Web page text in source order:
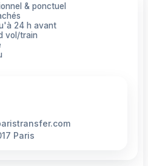
& ponctuel
24 h avant
vol/train
Paris